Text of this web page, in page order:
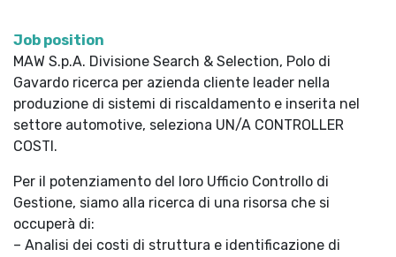
Job position
MAW S.p.A. Divisione Search & Selection, Polo di
Gavardo ricerca per azienda cliente leader nella
produzione di sistemi di riscaldamento e inserita nel
settore automotive, seleziona UN/A CONTROLLER
COSTI.
Per il potenziamento del loro Ufficio Controllo di
Gestione, siamo alla ricerca di una risorsa che si
occuperà di:
– Analisi dei costi di struttura e identificazione di